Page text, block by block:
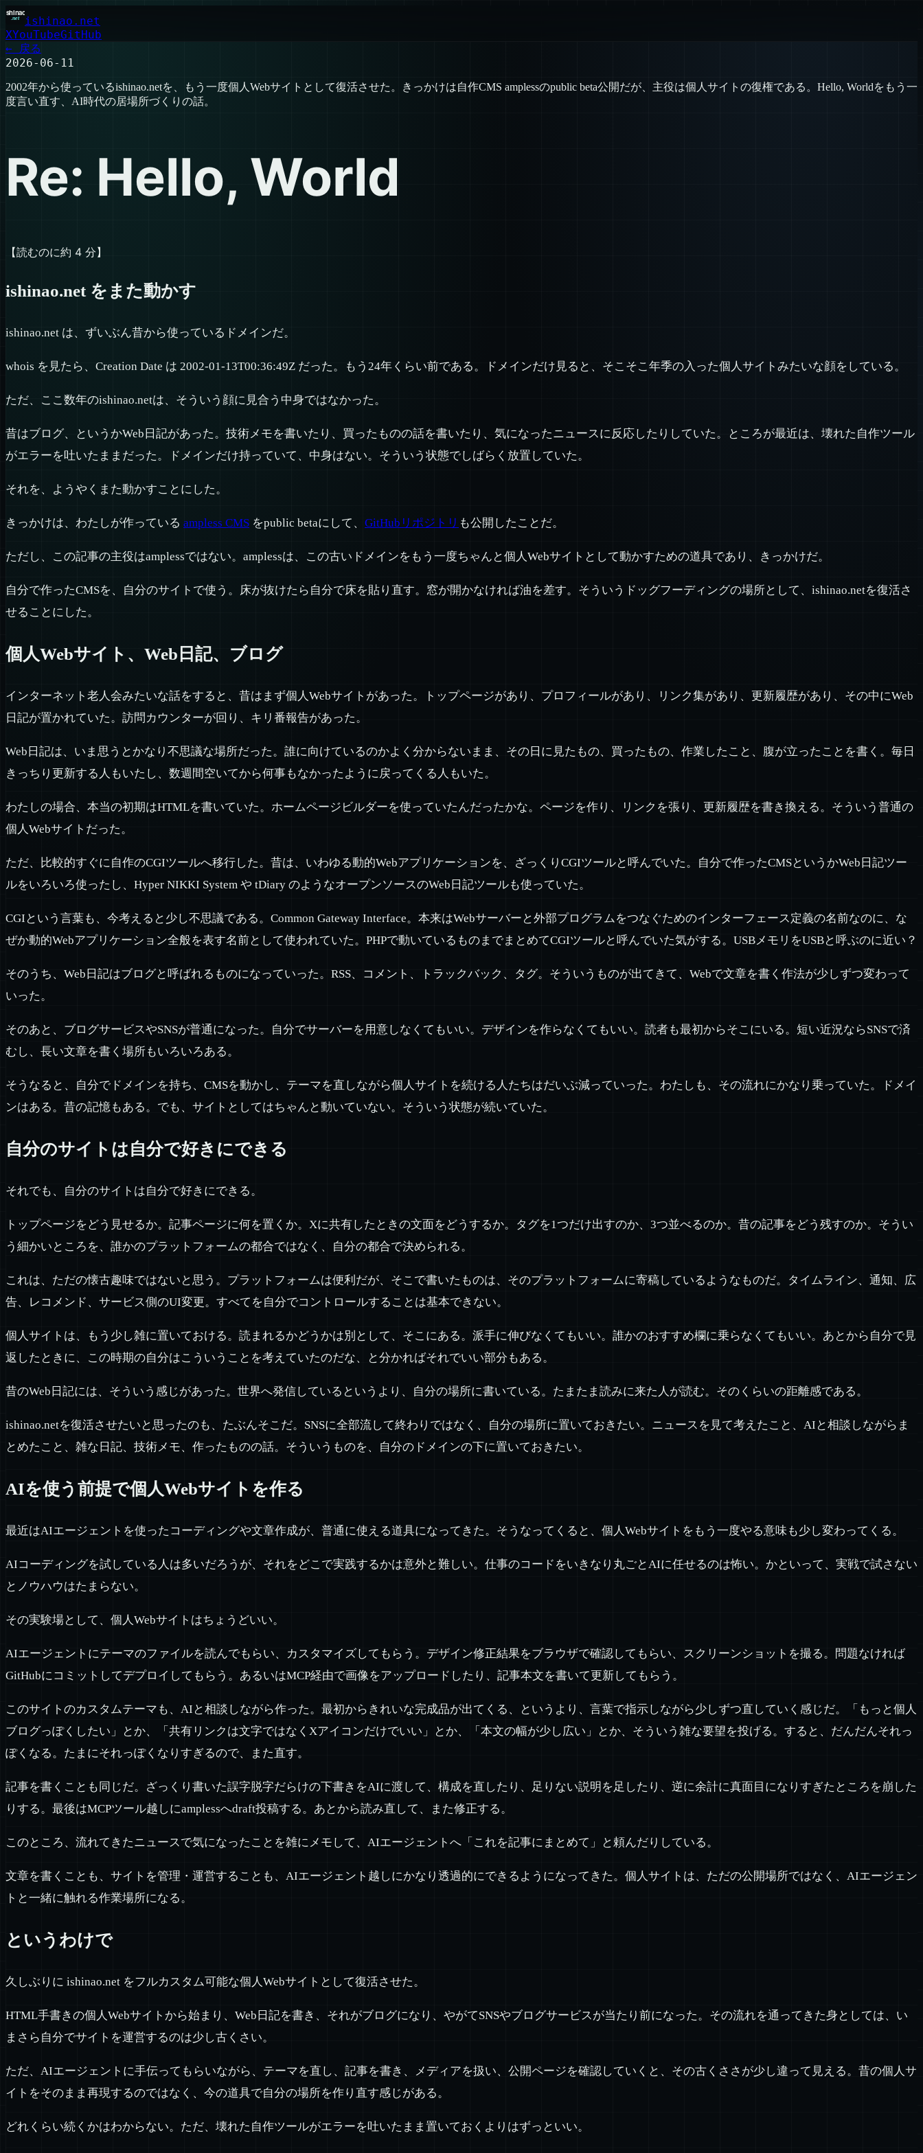
ishinao.net
XYouTubeGitHub
← 戻る
2026-06-11
2002年から使っているishinao.netを、もう一度個人Webサイトとして復活させた。きっかけは自作CMS amplessのpublic beta公開だが、主役は個人サイトの復権である。Hello, Worldをもう一
度言い直す、AI時代の居場所づくりの話。
Re: Hello, World
【読むのに約 4 分】
ishinao.net をまた動かす
ishinao.net は、ずいぶん昔から使っているドメインだ。
whois を見たら、Creation Date は 2002-01-13T00:36:49Z だった。もう24年くらい前である。ドメインだけ見ると、そこそこ年季の入った個人サイトみたいな顔をしている。
ただ、ここ数年のishinao.netは、そういう顔に見合う中身ではなかった。
昔はブログ、というかWeb日記があった。技術メモを書いたり、買ったものの話を書いたり、気になったニュースに反応したりしていた。ところが最近は、壊れた自作ツール
がエラーを吐いたままだった。ドメインだけ持っていて、中身はない。そういう状態でしばらく放置していた。
それを、ようやくまた動かすことにした。
きっかけは、わたしが作っている ampless CMS をpublic betaにして、 GitHubリポジトリ も公開したことだ。
ただし、この記事の主役はamplessではない。amplessは、この古いドメインをもう一度ちゃんと個人Webサイトとして動かすための道具であり、きっかけだ。
自分で作ったCMSを、自分のサイトで使う。床が抜けたら自分で床を貼り直す。窓が開かなければ油を差す。そういうドッグフーディングの場所として、ishinao.netを復活さ
せることにした。
個人Webサイト、Web日記、ブログ
インターネット老人会みたいな話をすると、昔はまず個人Webサイトがあった。トップページがあり、プロフィールがあり、リンク集があり、更新履歴があり、その中にWeb
日記が置かれていた。訪問カウンターが回り、キリ番報告があった。
Web日記は、いま思うとかなり不思議な場所だった。誰に向けているのかよく分からないまま、その日に見たもの、買ったもの、作業したこと、腹が立ったことを書く。毎日
きっちり更新する人もいたし、数週間空いてから何事もなかったように戻ってくる人もいた。
わたしの場合、本当の初期はHTMLを書いていた。ホームページビルダーを使っていたんだったかな。ページを作り、リンクを張り、更新履歴を書き換える。そういう普通の
個人Webサイトだった。
ただ、比較的すぐに自作のCGIツールへ移行した。昔は、いわゆる動的Webアプリケーションを、ざっくりCGIツールと呼んでいた。自分で作ったCMSというかWeb日記ツー
ルをいろいろ使ったし、Hyper NIKKI System や tDiary のようなオープンソースのWeb日記ツールも使っていた。
CGIという言葉も、今考えると少し不思議である。Common Gateway Interface。本来はWebサーバーと外部プログラムをつなぐためのインターフェース定義の名前なのに、な
ぜか動的Webアプリケーション全般を表す名前として使われていた。PHPで動いているものまでまとめてCGIツールと呼んでいた気がする。USBメモリをUSBと呼ぶのに近い？
そのうち、Web日記はブログと呼ばれるものになっていった。RSS、コメント、トラックバック、タグ。そういうものが出てきて、Webで文章を書く作法が少しずつ変わって
いった。
そのあと、ブログサービスやSNSが普通になった。自分でサーバーを用意しなくてもいい。デザインを作らなくてもいい。読者も最初からそこにいる。短い近況ならSNSで済
むし、長い文章を書く場所もいろいろある。
そうなると、自分でドメインを持ち、CMSを動かし、テーマを直しながら個人サイトを続ける人たちはだいぶ減っていった。わたしも、その流れにかなり乗っていた。ドメイ
ンはある。昔の記憶もある。でも、サイトとしてはちゃんと動いていない。そういう状態が続いていた。
自分のサイトは自分で好きにできる
それでも、自分のサイトは自分で好きにできる。
トップページをどう見せるか。記事ページに何を置くか。Xに共有したときの文面をどうするか。タグを1つだけ出すのか、3つ並べるのか。昔の記事をどう残すのか。そうい
う細かいところを、誰かのプラットフォームの都合ではなく、自分の都合で決められる。
これは、ただの懐古趣味ではないと思う。プラットフォームは便利だが、そこで書いたものは、そのプラットフォームに寄稿しているようなものだ。タイムライン、通知、広
告、レコメンド、サービス側のUI変更。すべてを自分でコントロールすることは基本できない。
個人サイトは、もう少し雑に置いておける。読まれるかどうかは別として、そこにある。派手に伸びなくてもいい。誰かのおすすめ欄に乗らなくてもいい。あとから自分で見
返したときに、この時期の自分はこういうことを考えていたのだな、と分かればそれでいい部分もある。
昔のWeb日記には、そういう感じがあった。世界へ発信しているというより、自分の場所に書いている。たまたま読みに来た人が読む。そのくらいの距離感である。
ishinao.netを復活させたいと思ったのも、たぶんそこだ。SNSに全部流して終わりではなく、自分の場所に置いておきたい。ニュースを見て考えたこと、AIと相談しながらま
とめたこと、雑な日記、技術メモ、作ったものの話。そういうものを、自分のドメインの下に置いておきたい。
AIを使う前提で個人Webサイトを作る
最近はAIエージェントを使ったコーディングや文章作成が、普通に使える道具になってきた。そうなってくると、個人Webサイトをもう一度やる意味も少し変わってくる。
AIコーディングを試している人は多いだろうが、それをどこで実践するかは意外と難しい。仕事のコードをいきなり丸ごとAIに任せるのは怖い。かといって、実戦で試さない
とノウハウはたまらない。
その実験場として、個人Webサイトはちょうどいい。
AIエージェントにテーマのファイルを読んでもらい、カスタマイズしてもらう。デザイン修正結果をブラウザで確認してもらい、スクリーンショットを撮る。問題なければ
GitHubにコミットしてデプロイしてもらう。あるいはMCP経由で画像をアップロードしたり、記事本文を書いて更新してもらう。
このサイトのカスタムテーマも、AIと相談しながら作った。最初からきれいな完成品が出てくる、というより、言葉で指示しながら少しずつ直していく感じだ。「もっと個人
ブログっぽくしたい」とか、「共有リンクは文字ではなくXアイコンだけでいい」とか、「本文の幅が少し広い」とか、そういう雑な要望を投げる。すると、だんだんそれっ
ぽくなる。たまにそれっぽくなりすぎるので、また直す。
記事を書くことも同じだ。ざっくり書いた誤字脱字だらけの下書きをAIに渡して、構成を直したり、足りない説明を足したり、逆に余計に真面目になりすぎたところを崩した
りする。最後はMCPツール越しにamplessへdraft投稿する。あとから読み直して、また修正する。
このところ、流れてきたニュースで気になったことを雑にメモして、AIエージェントへ「これを記事にまとめて」と頼んだりしている。
文章を書くことも、サイトを管理・運営することも、AIエージェント越しにかなり透過的にできるようになってきた。個人サイトは、ただの公開場所ではなく、AIエージェン
トと一緒に触れる作業場所になる。
というわけで
久しぶりに ishinao.net をフルカスタム可能な個人Webサイトとして復活させた。
HTML手書きの個人Webサイトから始まり、Web日記を書き、それがブログになり、やがてSNSやブログサービスが当たり前になった。その流れを通ってきた身としては、い
まさら自分でサイトを運営するのは少し古くさい。
ただ、AIエージェントに手伝ってもらいながら、テーマを直し、記事を書き、メディアを扱い、公開ページを確認していくと、その古くささが少し違って見える。昔の個人サ
イトをそのまま再現するのではなく、今の道具で自分の場所を作り直す感じがある。
どれくらい続くかはわからない。ただ、壊れた自作ツールがエラーを吐いたまま置いておくよりはずっといい。